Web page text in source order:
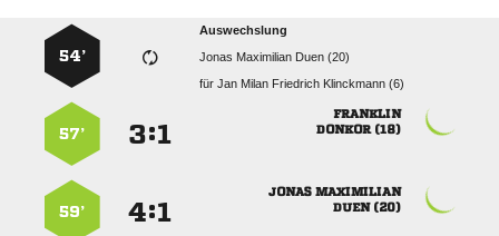
Auswechslung
   
für    
54’

 
:
57’
 
 
:
59’